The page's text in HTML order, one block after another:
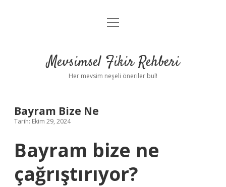
Anasayfa
Yasal Uyarı
menüyü
Mevsimsel Fikir Rehberi
Her mevsim neşeli öneriler bul!
Bayram Bize Ne
Tarih: Ekim 29, 2024
Bayram bize ne
çağrıştırıyor?